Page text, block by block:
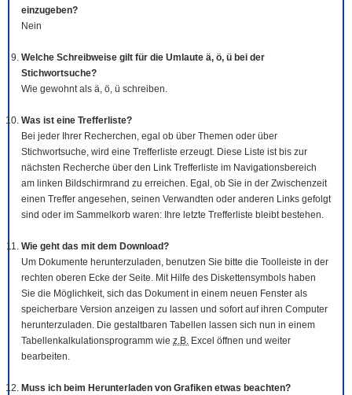
einzugeben?
Nein
Welche Schreibweise gilt für die Umlaute ä, ö, ü bei der
Stichwortsuche?
Wie gewohnt als ä, ö, ü schreiben.
Was ist eine Trefferliste?
Bei jeder Ihrer Recherchen, egal ob über Themen oder über
Stichwortsuche, wird eine Trefferliste erzeugt. Diese Liste ist bis zur
nächsten Recherche über den Link Trefferliste im Navigationsbereich
am linken Bildschirmrand zu erreichen. Egal, ob Sie in der Zwischenzeit
einen Treffer angesehen, seinen Verwandten oder anderen Links gefolgt
sind oder im Sammelkorb waren: Ihre letzte Trefferliste bleibt bestehen.
Wie geht das mit dem Download?
Um Dokumente herunterzuladen, benutzen Sie bitte die Tool leiste in der
rechten oberen Ecke der Seite. Mit Hilfe des Diskettensymbols haben
Sie die Möglichkeit, sich das Dokument in einem neuen Fenster als
speicherbare Version anzeigen zu lassen und sofort auf ihren Computer
herunterzuladen. Die gestaltbaren Tabellen lassen sich nun in einem
Tabellenkalkulationsprogramm wie z.B. Excel öffnen und weiter
bearbeiten.
Muss ich beim Herunterladen von Grafiken etwas beachten?